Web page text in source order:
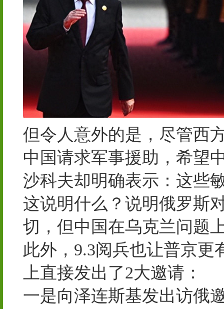
但令人意外的是，尽管西
中国请求军事援助，希望
沙科夫却明确表示：这些
这说明什么？说明俄罗斯
切，但中国在乌克兰问题
此外，9.3阅兵也让普京
上直接发出了2大邀请：
一是向泽连斯基发出访俄